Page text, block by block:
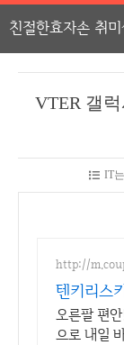
친절한효자손 취
VTER 갤
IT
http://
텐키리스
손목 편안
오른팔 편
으로 내일